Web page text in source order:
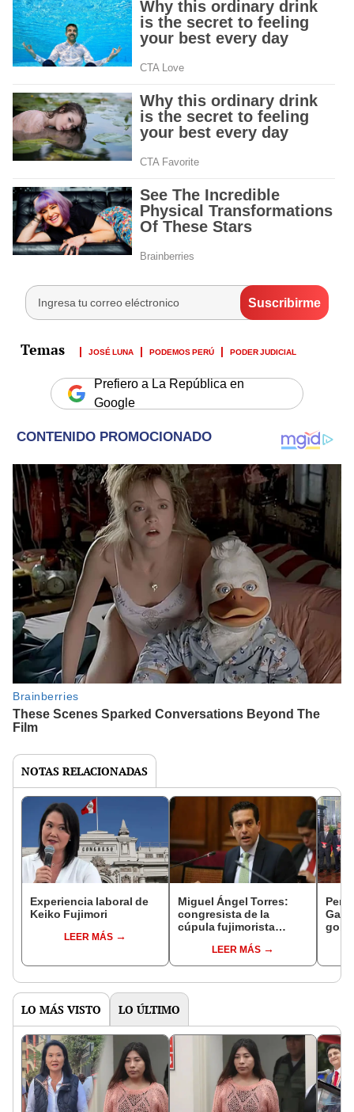
JOSÉ LUNA PODEMOS PERÚ PODER JUDICIAL
Prefiero a La República en
Google
NOTAS RELACIONADAS
Experiencia laboral de
Keiko Fujimori
LEER MÁS
Miguel Ángel Torres:
congresista de la
cúpula fujimorista
del SenadoLEER MÁS
LO MÁS VISTO LO ÚLTIMO